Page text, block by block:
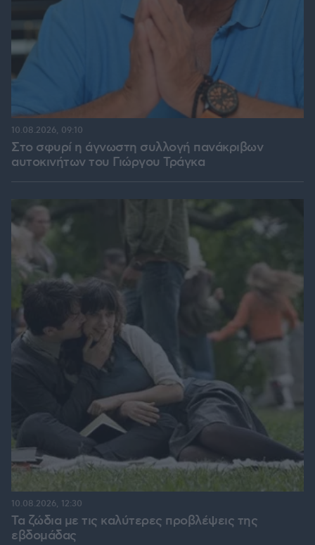
Στο σφυρί η άγνωστη συλλογή πανάκριβων
αυτοκινήτων του Γιώργου Τράγκα
10.08.2026, 09:10
Τα ζώδια με τις καλύτερες προβλέψεις της
εβδομάδας
10.08.2026, 12:30